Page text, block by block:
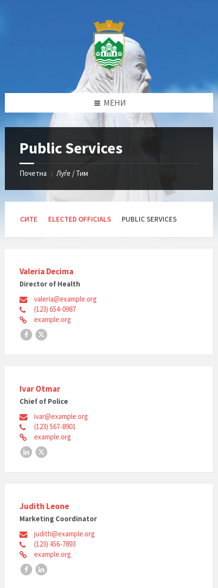
МЕНИ
Public Services
Почетна / Луѓе / Тим
СИТЕ ELECTED OFFICIALS PUBLIC SERVICES
Valeria Decima
Director of Health
valeria@example.org
(123) 654-0987
example.org
Facebook
X
Ivar Otmar
Chief of Police
ivar@example.org
(123) 567-8901
example.org
LinkedIn
X
Judith Leone
Marketing Coordinator
judith@example.org
(123) 456-7893
example.org
FacebookLinkedIn